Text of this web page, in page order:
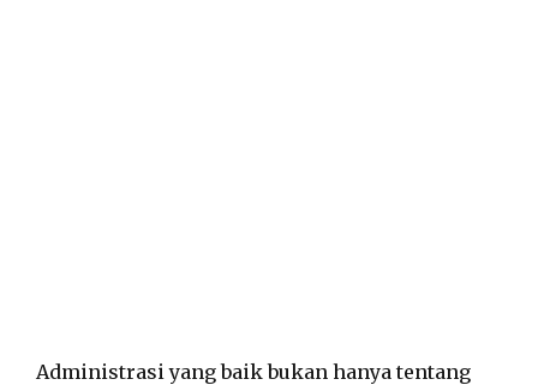
Administrasi yang baik bukan hanya tentang